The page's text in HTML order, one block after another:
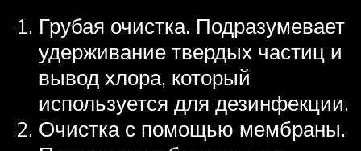
Грубая очистка. Подразумевает
удерживание твердых частиц и
вывод хлора, который
используется для дезинфекции.
Очистка с помощью мембраны.